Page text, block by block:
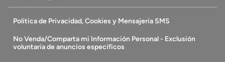
Politica de Privacidad, Cookies y Mensajeria SMS
No Venda/Comparta mi Información Personal - Exclusión
voluntaria de anuncios específicos